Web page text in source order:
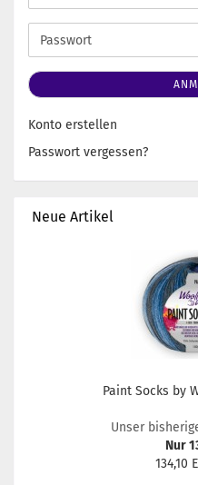
Mail-
Adresse
Passwort
Konto erstellen
Passwort vergessen?
Neue Artikel
Paint Socks by
Unser
Nur
134,10